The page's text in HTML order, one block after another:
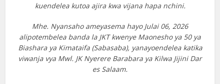
kuendelea kutoa ajira kwa vijana hapa nchini.
Mhe. Nyansaho ameyasema hayo Julai 06, 2026
alipotembelea banda la JKT kwenye Maonesho ya 50 ya
Biashara ya Kimataifa (Sabasaba), yanayoendelea katika
viwanja vya Mwl. JK Nyerere Barabara ya Kilwa Jijini Dar
es Salaam.